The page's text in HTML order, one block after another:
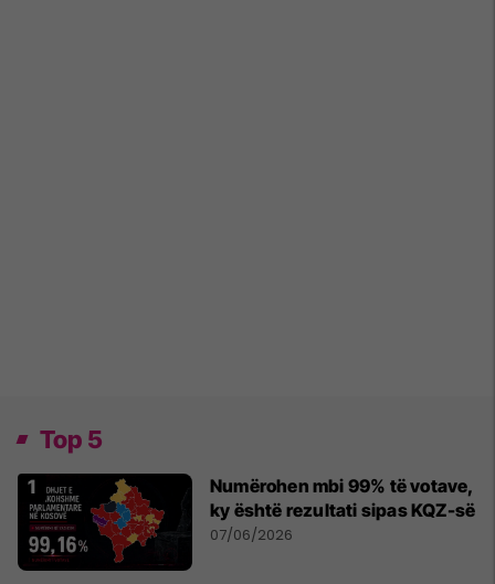
Top 5
Numërohen mbi 99% të votave,
ky është rezultati sipas KQZ-së
07/06/2026